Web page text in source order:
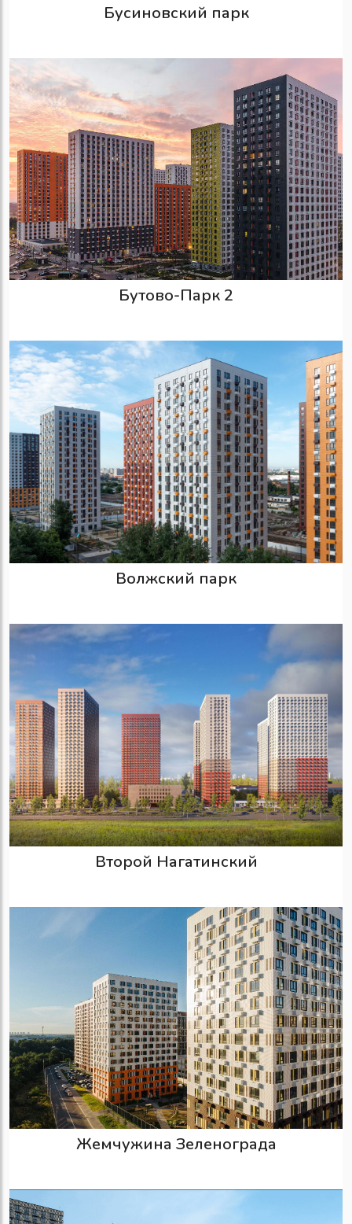
Бусиновский парк
Бутово-Парк 2
Волжский парк
Второй Нагатинский
Жемчужина Зеленограда